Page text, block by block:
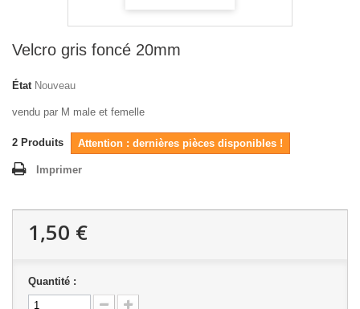
Velcro gris foncé 20mm
État Nouveau
vendu par M male et femelle
2 Produits Attention : dernières pièces disponibles !
Imprimer
1,50 €
Quantité :